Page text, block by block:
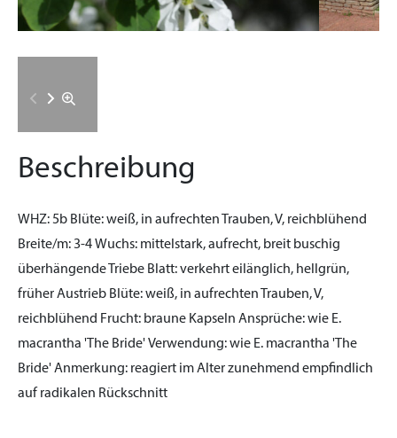
Beschreibung
WHZ:5b Blüte:weiß, in aufrechten Trauben, V, reichblühend
Breite/m:3-4Wuchs: mittelstark, aufrecht, breit buschig
überhängende Triebe Blatt:verkehrt eilänglich, hellgrün,
früher Austrieb Blüte:weiß, in aufrechten Trauben, V,
reichblühend Frucht: braune Kapseln Ansprüche:wie E.
macrantha 'The Bride'Verwendung:wie E. macrantha 'The
Bride'Anmerkung: reagiert im Alter zunehmend empfindlich
auf radikalen Rückschnitt